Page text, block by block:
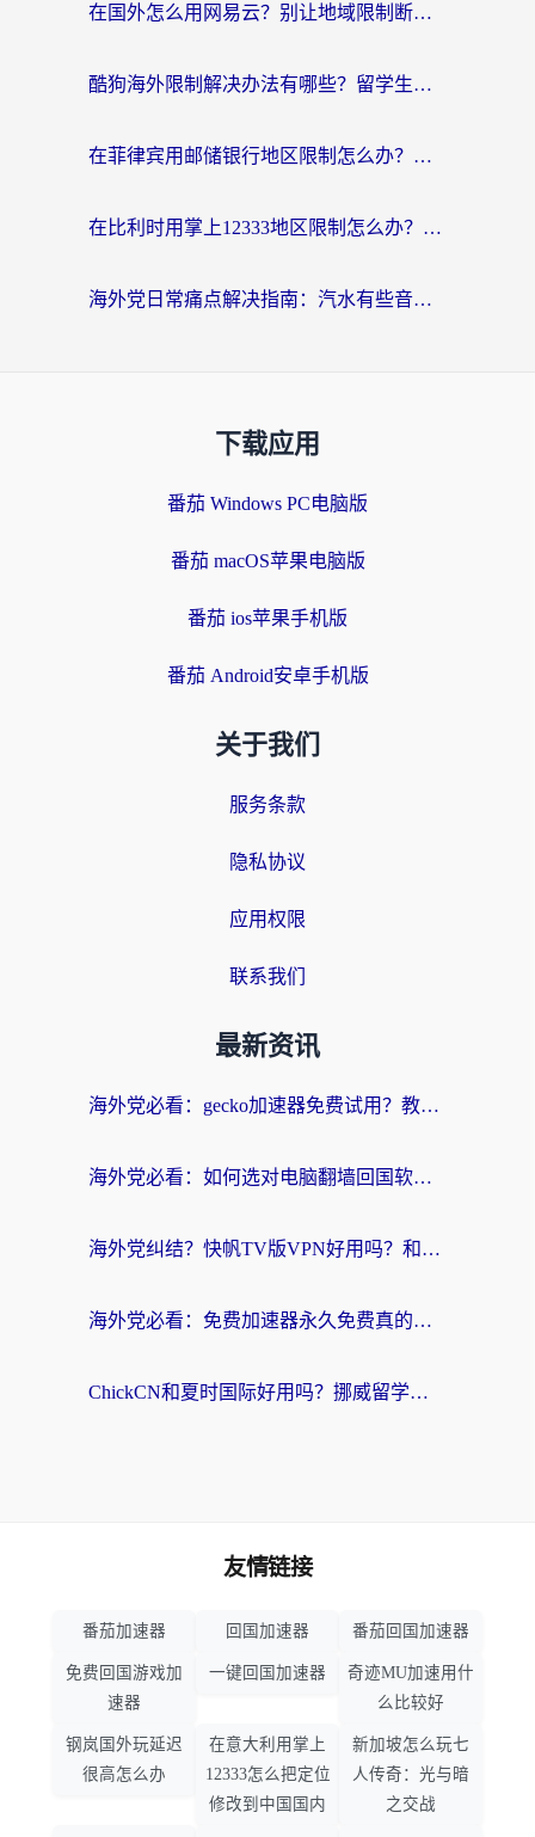
在国外怎么用网易云？别让地域限制断了你的中文歌单——附听书社交定位解决方案
酷狗海外限制解决办法有哪些？留学生亲测有效的回国加速指南
在菲律宾用邮储银行地区限制怎么办？海外华人必看的回国加速解决方案
在比利时用掌上12333地区限制怎么办？海外华人亲测有效的回国加速方案
海外党日常痛点解决指南：汽水有些音乐在国外无法播放怎么办？
下载应用
番茄 Windows PC电脑版
番茄 macOS苹果电脑版
番茄 ios苹果手机版
番茄 Android安卓手机版
关于我们
服务条款
隐私协议
应用权限
联系我们
最新资讯
海外党必看：gecko加速器免费试用？教你选对回国加速器，无缝刷国内剧玩游戏
海外党必看：如何选对电脑翻墙回国软件，轻松解锁国内资源？
海外党纠结？快帆TV版VPN好用吗？和扇贝手游VPN对比哪个回国效果更好？
海外党必看：免费加速器永久免费真的存在吗？教你选对回国加速器无缝刷国内资源
ChickCN和夏时国际好用吗？挪威留学生亲测3款回国加速器，附穿梭和加速喵对比指南
友情链接
番茄加速器 回国加速器 番茄回国加速器
免费回国游戏加
速器
一键回国加速器
奇迹MU加速用什
么比较好
钢岚国外玩延迟
很高怎么办
在意大利用掌上
12333怎么把定位
修改到中国国内
新加坡怎么玩七
人传奇：光与暗
之交战